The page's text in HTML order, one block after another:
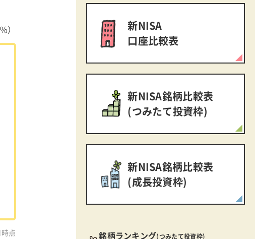
）
点
新NISA
口座比較表
新NISA銘柄比較表
(つみたて投資枠)
新NISA銘柄比較表
(成長投資枠)
銘柄ランキング(つみたて投資枠)